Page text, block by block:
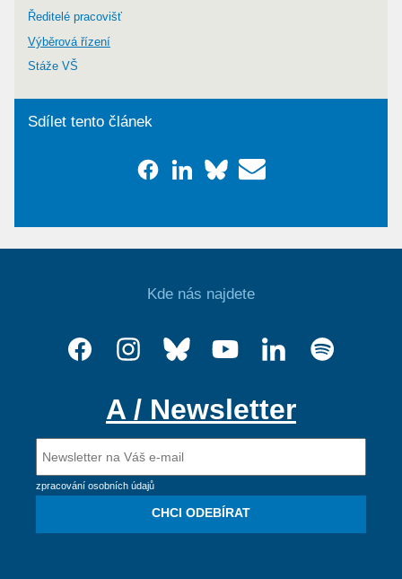
Ředitelé pracovišť
Výběrová řízení
Stáže VŠ
Sdílet tento článek
Kde nás najdete
A / Newsletter
zpracování osobních údajů
CHCI ODEBÍRAT